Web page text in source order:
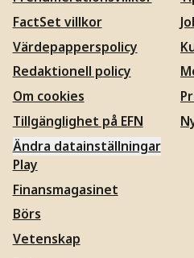
FactSet villkor
Värdepapperspolicy
Redaktionell policy
Om cookies
Tillgänglighet på EFN
Ändra datainställningar
Play
Finansmagasinet
Börs
Vetenskap